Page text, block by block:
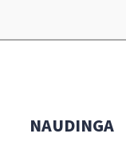
NAUDINGA